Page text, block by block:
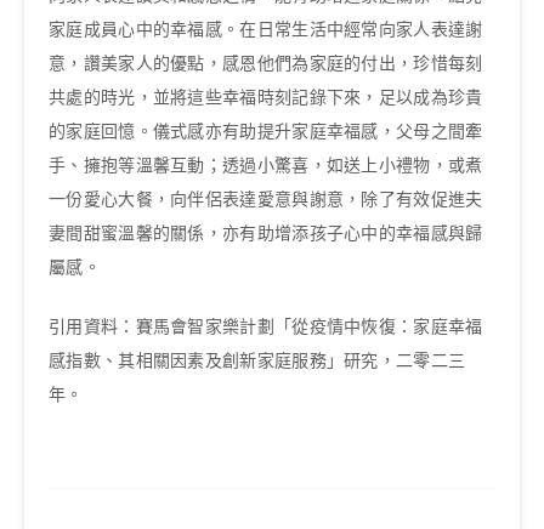
家庭成員心中的幸福感。在日常生活中經常向家人表達謝
意，讚美家人的優點，感恩他們為家庭的付出，珍惜每刻
共處的時光，並將這些幸福時刻記錄下來，足以成為珍貴
的家庭回憶。儀式感亦有助提升家庭幸福感，父母之間牽
手、擁抱等溫馨互動；透過小驚喜，如送上小禮物，或煮
一份愛心大餐，向伴侶表達愛意與謝意，除了有效促進夫
妻間甜蜜溫馨的關係，亦有助增添孩子心中的幸福感與歸
屬感。
引用資料：賽馬會智家樂計劃「從疫情中恢復：家庭幸福
感指數、其相關因素及創新家庭服務」研究，二零二三
年。